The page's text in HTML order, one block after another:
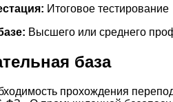
Итоговое тестирование
Высшего или среднего
база
прохождения